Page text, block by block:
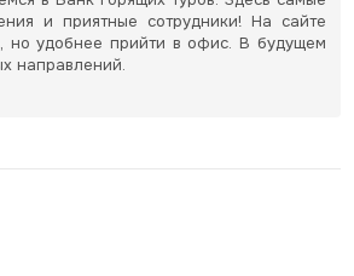
и приятные сотрудники! На сайте
но удобнее прийти в офис. В будущем
направлений.